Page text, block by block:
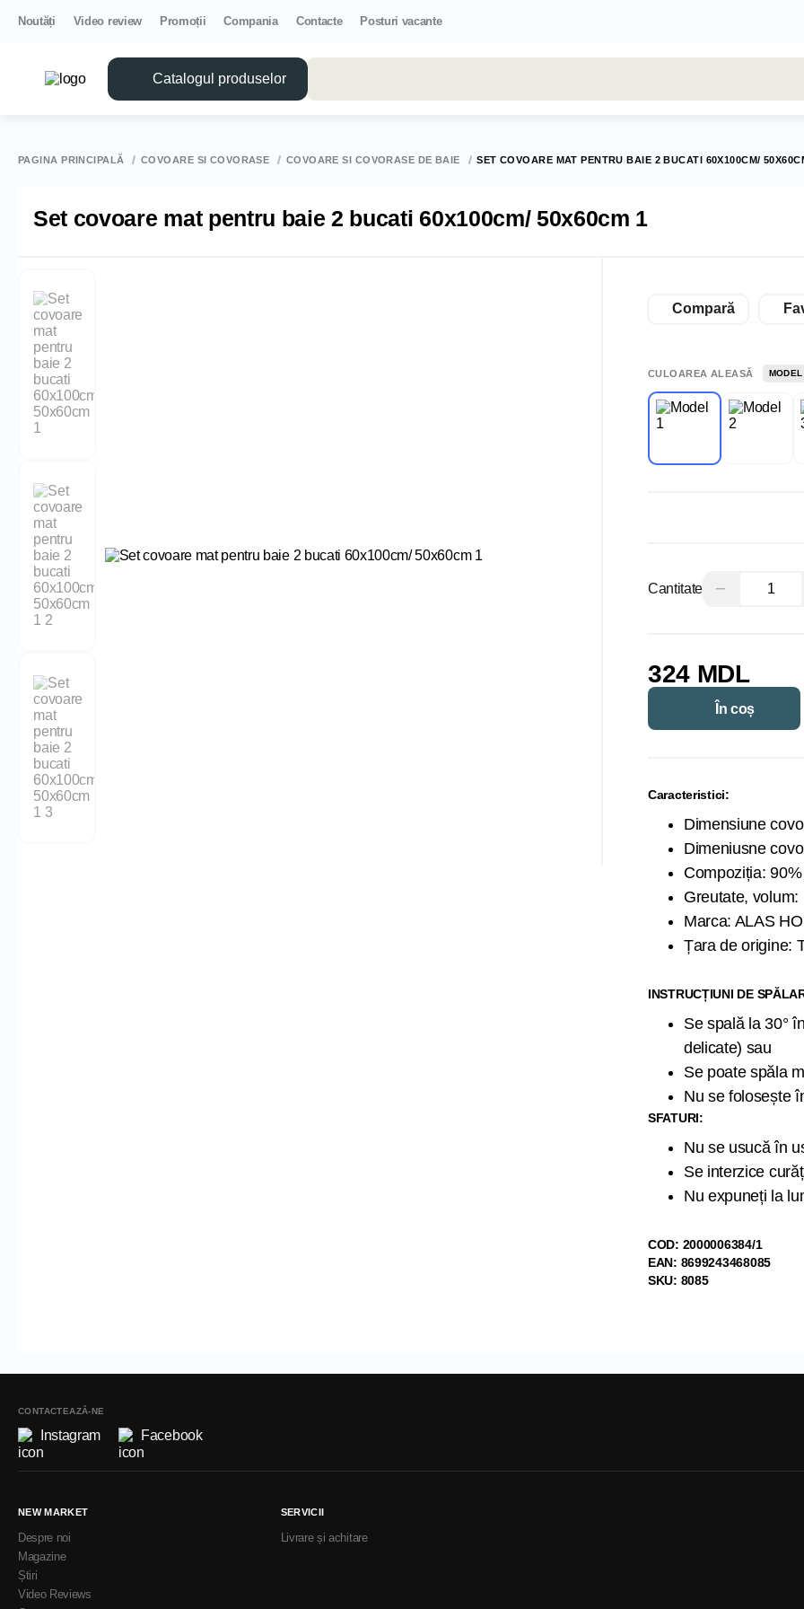
Noutăți Video review Promoții Compania Contacte Posturi vacante
Catalogul produselor
PAGINA PRINCIPALĂ COVOARE SI COVORASE COVOARE SI COVORASE DE BAIE SET COVOARE MAT PENTRU BAIE 2 BUCATI 60X100CM/
Set covoare mat pentru baie 2 bucati 60x100cm/ 50x60cm 1
Compară
CULOAREA ALEASĂ
Cantitate −
324 MDL
În coș
Caracteristici:
Dimensiune
Dimeniusne
Compoziția:
Greutate, volum:
Marca: ALAS
Țara de origine:
INSTRUCȚIUNI DE
Se spală la 30°
delicate) sau
Se poate spăla
Nu se folosește
SFATURI:
Nu se usucă în
Se interzice
Nu expuneți la
COD: 2000006384/1
EAN: 8699243468085
SKU: 8085
CONTACTEAZĂ-NE
Instagram Facebook
NEW MARKET
Despre noi
Magazine
Știri
Video Reviews
SERVICII
Livrare și achitare